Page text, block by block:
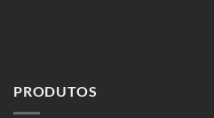
PRODUTOS